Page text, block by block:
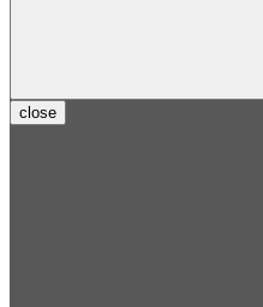
close